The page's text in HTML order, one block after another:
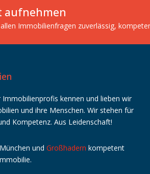
aufnehmen
Immobilienfragen zuverlässig,
kennen und lieben wir
und ihre Menschen. Wir stehen für
Kompetenz. Aus Leidenschaft!
München und Großhadern kompetent
.